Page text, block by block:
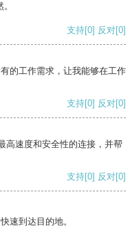
支持[0] 反对[0]
的工作需求，让我能够在工作
支持[0] 反对[0]
高速度和安全性的连接，并帮
支持[0] 反对[0]
速到达目的地。